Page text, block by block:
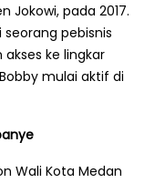
Jokowi, pada 2017.
pebisnis
ke lingkar
mulai aktif di
Wali Kota Medan